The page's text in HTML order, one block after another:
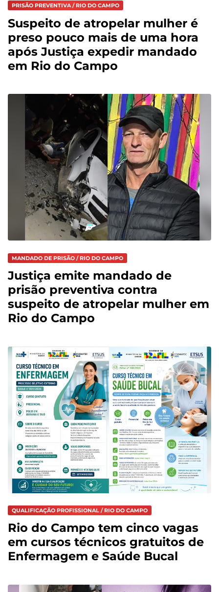
PRISÃO PREVENTIVA / RIO DO CAMPO
Suspeito de atropelar mulher é
preso pouco mais de uma hora
após Justiça expedir mandado
em Rio do Campo
MANDADO DE PRISÃO / RIO DO CAMPO
Justiça emite mandado de
prisão preventiva contra
suspeito de atropelar mulher em
Rio do Campo
QUALIFICAÇÃO PROFISSIONAL / RIO DO CAMPO
Rio do Campo tem cinco vagas
em cursos técnicos gratuitos de
Enfermagem e Saúde Bucal